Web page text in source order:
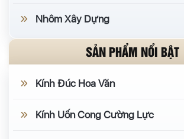
Nhôm Xây Dựng
SẢN PHẨM NỔI BẬT
Kính Đúc Hoa Văn
Kính Uốn Cong Cường Lực